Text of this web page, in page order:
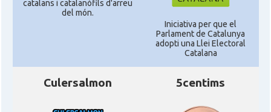
catalans i catalanòfils d'arreu
del món.
Iniciativa per que el
Parlament de Catalunya
adopti una Llei Electoral
Catalana
Culersalmon 5centims